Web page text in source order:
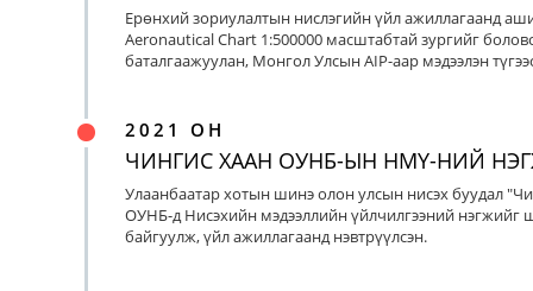
Ерөнхий зориулалтын нислэгийн үйл ажиллагаанд
Aeronautical Chart 1:500000 масштабтай зургийг
баталгаажуулан, Монгол Улсын AIP-аар мэдээлэн
2021 ОН
ЧИНГИС ХААН ОУНБ-ЫН НМҮ-НИЙ
Улаанбаатар хотын шинэ олон улсын нисэх буудал
ОУНБ-д Нисэхийн мэдээллийн үйлчилгээний нэгжийг
байгуулж, үйл ажиллагаанд нэвтрүүлсэн.